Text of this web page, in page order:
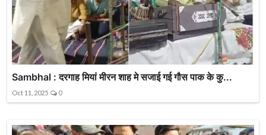
Sambhal : दरगाह मियां मीरन शाह मे सजाई गई गौस पाक के कु...
Oct 11, 2025 0